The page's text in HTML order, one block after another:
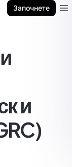
Започнете
и